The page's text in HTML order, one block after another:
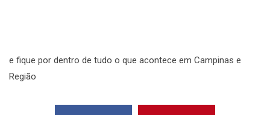
e fique por dentro de tudo o que acontece em Campinas e
Região